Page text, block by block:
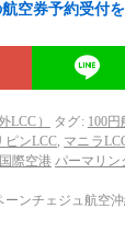
空券予約受付
LCC） タグ: 100
ピンLCC, マニラ
際空港 パーマリン
ーンチェジュ航空